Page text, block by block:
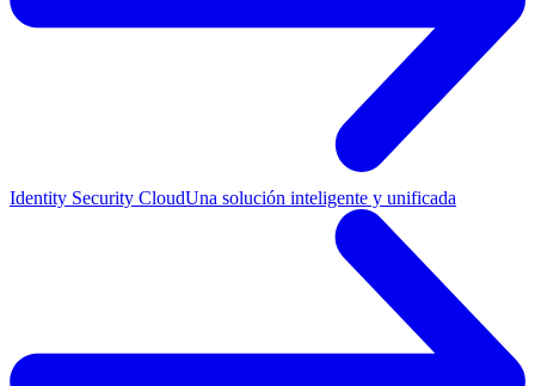
Identity Security CloudUna solución inteligente y unificada